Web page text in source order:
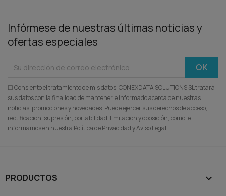
Infórmese de nuestras últimas noticias y
ofertas especiales
☐ Consiento el tratamiento de mis datos. CONEXDATA SOLUTIONS SL tratará
sus datos con la finalidad de mantenerle informado acerca de nuestras
noticias, promociones y novedades. Puede ejercer sus derechos de acceso,
rectificación, supresión, portabilidad, limitación y oposición, como le
informamos en nuestra Política de Privacidad y Aviso Legal.
PRODUCTOS 